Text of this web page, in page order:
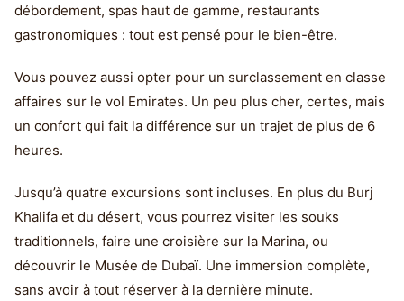
débordement, spas haut de gamme, restaurants
gastronomiques : tout est pensé pour le bien-être.
Vous pouvez aussi opter pour un surclassement en classe
affaires sur le vol Emirates. Un peu plus cher, certes, mais
un confort qui fait la différence sur un trajet de plus de 6
heures.
Jusqu’à quatre excursions sont incluses. En plus du Burj
Khalifa et du désert, vous pourrez visiter les souks
traditionnels, faire une croisière sur la Marina, ou
découvrir le Musée de Dubaï. Une immersion complète,
sans avoir à tout réserver à la dernière minute.